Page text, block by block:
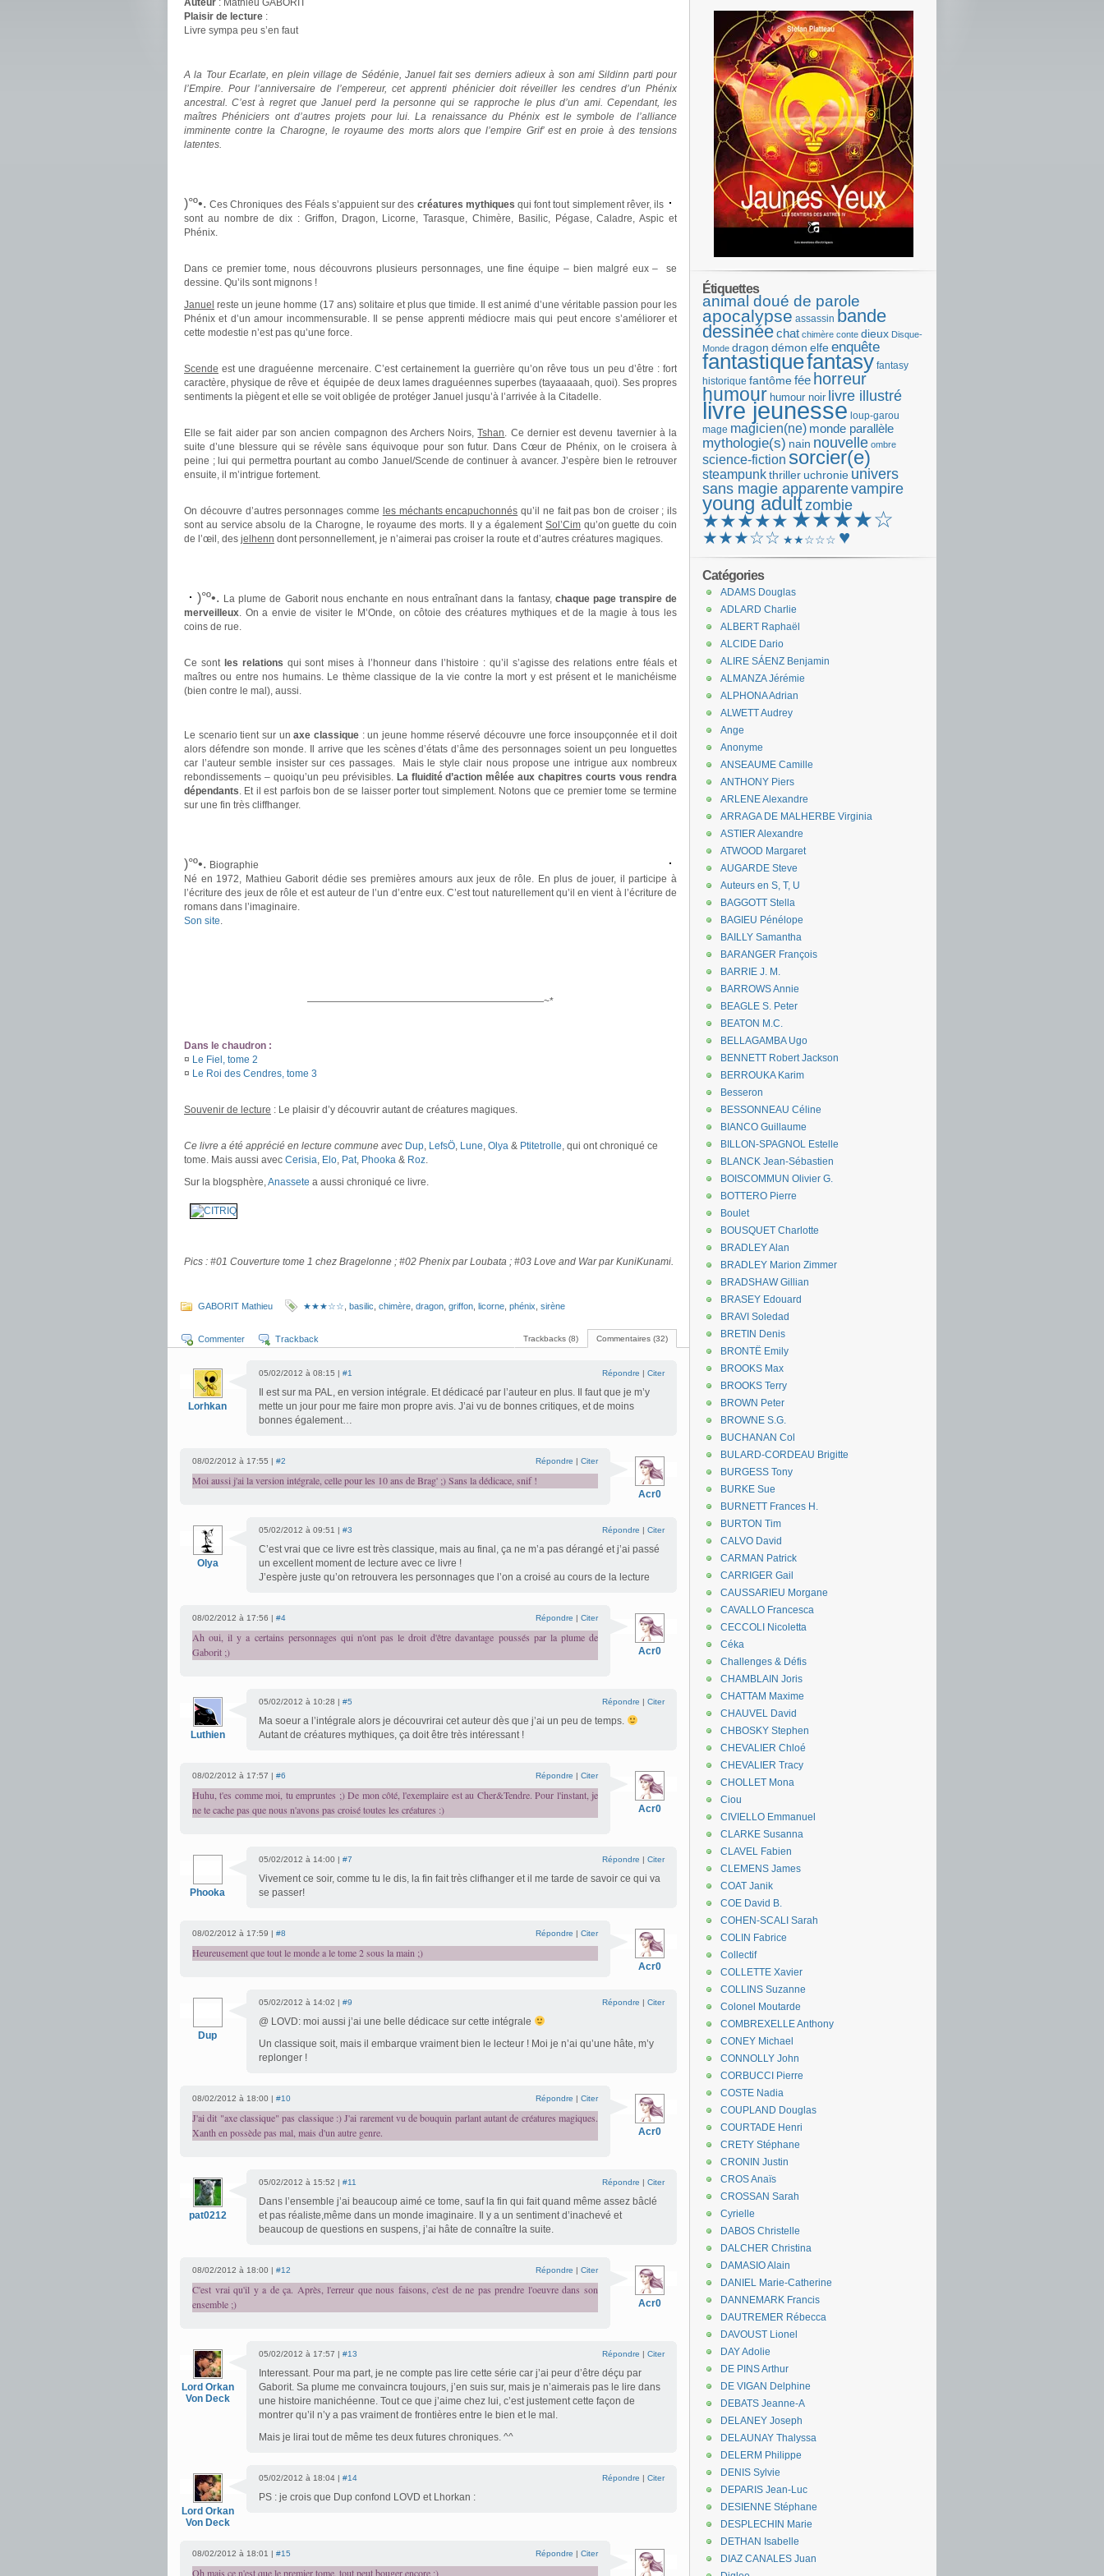
Auteur : Mathieu GABORIT
Plaisir de lecture :
Livre sympa peu s’en faut
A la Tour Ecarlate, en plein village de Sédénie, Januel fait ses derniers adieux à son ami Sildinn parti pour
l’Empire. Pour l’anniversaire de l’empereur, cet apprenti phénicier doit réveiller les cendres d’un Phénix
ancestral. C’est à regret que Januel perd la personne qui se rapproche le plus d’un ami. Cependant, les
maîtres Phéniciers ont d’autres projets pour lui. La renaissance du Phénix est le symbole de l’alliance
imminente contre la Charogne, le royaume des morts alors que l’empire Grif’ est en proie à des tensions
latentes.
)°º•.Ces Chroniques des Féals s’appuient sur des créatures mythiques qui font tout simplement rêver, ils
sont au nombre de dix : Griffon, Dragon, Licorne, Tarasque, Chimère, Basilic, Pégase, Caladre, Aspic et
Phénix.
Dans ce premier tome, nous découvrons plusieurs personnages, une fine équipe – bien malgré eux – se
dessine. Qu’ils sont mignons !
Januel reste un jeune homme (17 ans) solitaire et plus que timide. Il est animé d’une véritable passion pour les
Phénix et d’un amour incommensurable. Il se pense apprenti médiocre mais qui peut encore s’améliorer et
cette modestie n’est pas qu’une force.
Scende est une draguéenne mercenaire. C’est certainement la guerrière qu’on rêve tous un peu d’être : fort
caractère, physique de rêve et équipée de deux lames draguéennes superbes (tayaaaaah, quoi). Ses propres
sentiments la piègent et elle se voit obligée de protéger Januel jusqu’à l’arrivée à la Citadelle.
Elle se fait aider par son ancien compagnon des Archers Noirs,Tshan. Ce dernier est devenu tavernier à la
suite d’une blessure qui se révèle sans équivoque pour son futur. Dans Cœur de Phénix, on le croisera à
peine ; lui qui permettra pourtant au combo Januel/Scende de continuer à avancer. J’espère bien le retrouver
ensuite, il m’intrigue fortement.
On découvre d’autres personnages comme les méchants encapuchonnés qu’il ne fait pas bon de croiser ; ils
sont au service absolu de la Charogne, le royaume des morts. Il y a également Sol’Cimqu’on guette du coin
de l’œil, des jelhenn dont personnellement, je n’aimerai pas croiser la route et d’autres créatures magiques.
)°º•. La plume de Gaborit nous enchante en nous entraînant dans la fantasy, chaque page transpire de
merveilleux. On a envie de visiter le M’Onde, on côtoie des créatures mythiques et de la magie à tous les
coins de rue.
Ce sontles relations qui sont mises à l’honneur dans l’histoire : qu’il s’agisse des relations entre féals et
maîtres ou entre nos humains. Le thème classique de la vie contre la mort y est présent et le manichéisme
(bien contre le mal), aussi.
Le scenario tient sur unaxe classique : un jeune homme réservé découvre une force insoupçonnée et il doit
alors défendre son monde. Il arrive que les scènes d’états d’âme des personnages soient un peu longuettes
car l’auteur semble insister sur ces passages. Mais le style clair nous propose une intrigue aux nombreux
rebondissements – quoiqu’un peu prévisibles. La fluidité d’action mêlée aux chapitres courts vous rendra
dépendants. Et il est parfois bon de se laisser porter tout simplement. Notons que ce premier tome se termine
sur une fin très cliffhanger.
)°º•. Biographie
Né en 1972, Mathieu Gaborit dédie ses premières amours aux jeux de rôle. En plus de jouer, il participe à
l’écriture des jeux de rôle et est auteur de l’un d’entre eux. C’est tout naturellement qu’il en vient à l’écriture de
romans dans l’imaginaire.
Son site.
————————————————————————~*
Dans le chaudron :
¤ Le Fiel, tome 2
¤ Le Roi des Cendres, tome 3
Souvenir de lecture : Le plaisir d’y découvrir autant de créatures magiques.
Ce livre a été apprécié en lecture commune avec Dup, LefsÖ, Lune, Olya & Ptitetrolle, qui ont chroniqué ce
tome. Mais aussi avec Cerisia, Elo, Pat, Phooka & Roz.
Sur la blogsphère,Anassete a aussi chroniqué ce livre.
Pics : #01 Couverture tome 1 chez Bragelonne ; #02 Phenix par Loubata ; #03 Love and War par KuniKunami.
GABORIT Mathieu ★★★☆☆ basilic chimère dragon griffon licorne phénix sirène
Commentaires (32)
Trackbacks (8)
Commenter Trackback
Lorhkan
05/02/2012 à 08:15 | #1 Répondre | Citer
Il est sur ma PAL, en version intégrale. Et dédicacé par l’auteur en plus. Il faut que je m’y
mette un jour pour me faire mon propre avis. J’ai vu de bonnes critiques, et de moins
bonnes également…
Acr0
08/02/2012 à 17:55 | #2 Répondre | Citer
Moi aussi j'ai la version intégrale, celle pour les 10 ans de Brag' ;) Sans la dédicace, snif !
Olya
05/02/2012 à 09:51 | #3 Répondre | Citer
C’est vrai que ce livre est très classique, mais au final, ça ne m’a pas dérangé et j’ai passé
un excellent moment de lecture avec ce livre !
J’espère juste qu’on retrouvera les personnages que l’on a croisé au cours de la lecture
Acr0
08/02/2012 à 17:56 | #4 Répondre | Citer
Ah oui, il y a certains personnages qui n'ont pas le droit d'être davantage poussés par la plume de
Gaborit ;)
Luthien
05/02/2012 à 10:28 | #5 Répondre | Citer
Ma soeur a l’intégrale alors je découvrirai cet auteur dès que j’ai un peu de temps.
Autant de créatures mythiques, ça doit être très intéressant !
Acr0
08/02/2012 à 17:57 | #6 Répondre | Citer
Huhu, t'es comme moi, tu empruntes ;) De mon côté, l'exemplaire est au Cher&Tendre. Pour l'instant, je
ne te cache pas que nous n'avons pas croisé toutes les créatures :)
Phooka
05/02/2012 à 14:00 | #7 Répondre | Citer
Vivement ce soir, comme tu le dis, la fin fait très clifhanger et il me tarde de savoir ce qui va
se passer!
Acr0
08/02/2012 à 17:59 | #8 Répondre | Citer
Heureusement que tout le monde a le tome 2 sous la main ;)
Dup
05/02/2012 à 14:02 | #9 Répondre | Citer
@ LOVD: moi aussi j’ai une belle dédicace sur cette intégrale
Un classique soit, mais il embarque vraiment bien le lecteur ! Moi je n’ai qu’une hâte, m’y
replonger !
Acr0
08/02/2012 à 18:00 | #10 Répondre | Citer
J'ai dit "axe classique" pas classique :) J'ai rarement vu de bouquin parlant autant de créatures magiques.
Xanth en possède pas mal, mais d'un autre genre.
pat0212
05/02/2012 à 15:52 | #11 Répondre | Citer
Dans l’ensemble j’ai beaucoup aimé ce tome, sauf la fin qui fait quand même assez bâclé
et pas réaliste,même dans un monde imaginaire. Il y a un sentiment d’inachevé et
beaucoup de questions en suspens, j’ai hâte de connaître la suite.
Acr0
08/02/2012 à 18:00 | #12 Répondre | Citer
C'est vrai qu'il y a de ça. Après, l'erreur que nous faisons, c'est de ne pas prendre l'oeuvre dans son
ensemble ;)
Lord Orkan
Von Deck
05/02/2012 à 17:57 | #13 Répondre | Citer
Interessant. Pour ma part, je ne compte pas lire cette série car j’ai peur d’être déçu par
Gaborit. Sa plume me convaincra toujours, j’en suis sur, mais je n’aimerais pas le lire dans
une histoire manichéenne. Tout ce que j’aime chez lui, c’est justement cette façon de
montrer qu’il n’y a pas vraiment de frontières entre le bien et le mal.
Mais je lirai tout de même tes deux futures chroniques. ^^
Lord Orkan
Von Deck
05/02/2012 à 18:04 | #14 Répondre | Citer
PS : je crois que Dup confond LOVD et Lhorkan :
08/02/2012 à 18:01 | #15 Répondre | Citer
Oh mais ce n'est que le premier tome, tout peut bouger encore ;)
Étiquettes
animal doué de parole
apocalypse assassin bande
dessinéechat chimère conte dieux Disque-
Monde dragon démon elfeenquête
fantastiquefantasy fantasy
historique fantômefée horreur
humour humour noir livre illustré
livre jeunesse loup-garou
mage magicien(ne) monde parallèle
mythologie(s) nain nouvelle ombre
science-fiction sorcier(e)
steampunkthriller uchronie univers
sans magie apparentevampire
young adultzombie
★★★★★ ★★★★☆
★★★☆☆ ★★☆☆☆ ♥
Catégories
ADAMS Douglas
ADLARD Charlie
ALBERT Raphaël
ALCIDE Dario
ALIRE SÁENZ Benjamin
ALMANZA Jérémie
ALPHONA Adrian
ALWETT Audrey
Ange
Anonyme
ANSEAUME Camille
ANTHONY Piers
ARLENE Alexandre
ARRAGA DE MALHERBE Virginia
ASTIER Alexandre
ATWOOD Margaret
AUGARDE Steve
Auteurs en S, T, U
BAGGOTT Stella
BAGIEU Pénélope
BAILLY Samantha
BARANGER François
BARRIE J. M.
BARROWS Annie
BEAGLE S. Peter
BEATON M.C.
BELLAGAMBA Ugo
BENNETT Robert Jackson
BERROUKA Karim
Besseron
BESSONNEAU Céline
BIANCO Guillaume
BILLON-SPAGNOL Estelle
BLANCK Jean-Sébastien
BOISCOMMUN Olivier G.
BOTTERO Pierre
Boulet
BOUSQUET Charlotte
BRADLEY Alan
BRADLEY Marion Zimmer
BRADSHAW Gillian
BRASEY Edouard
BRAVI Soledad
BRETIN Denis
BRONTË Emily
BROOKS Max
BROOKS Terry
BROWN Peter
BROWNE S.G.
BUCHANAN Col
BULARD-CORDEAU Brigitte
BURGESS Tony
BURKE Sue
BURNETT Frances H.
BURTON Tim
CALVO David
CARMAN Patrick
CARRIGER Gail
CAUSSARIEU Morgane
CAVALLO Francesca
CECCOLI Nicoletta
Céka
Challenges & Défis
CHAMBLAIN Joris
CHATTAM Maxime
CHAUVEL David
CHBOSKY Stephen
CHEVALIER Chloé
CHEVALIER Tracy
CHOLLET Mona
Ciou
CIVIELLO Emmanuel
CLARKE Susanna
CLAVEL Fabien
CLEMENS James
COAT Janik
COE David B.
COHEN-SCALI Sarah
COLIN Fabrice
Collectif
COLLETTE Xavier
COLLINS Suzanne
Colonel Moutarde
COMBREXELLE Anthony
CONEY Michael
CONNOLLY John
CORBUCCI Pierre
COSTE Nadia
COUPLAND Douglas
COURTADE Henri
CRETY Stéphane
CRONIN Justin
CROS Anaïs
CROSSAN Sarah
Cyrielle
DABOS Christelle
DALCHER Christina
DAMASIO Alain
DANIEL Marie-Catherine
DANNEMARK Francis
DAUTREMER Rébecca
DAVOUST Lionel
DAY Adolie
DE PINS Arthur
DE VIGAN Delphine
DEBATS Jeanne-A
DELANEY Joseph
DELAUNAY Thalyssa
DELERM Philippe
DENIS Sylvie
DEPARIS Jean-Luc
DESIENNE Stéphane
DESPLECHIN Marie
DETHAN Isabelle
DIAZ CANALES Juan